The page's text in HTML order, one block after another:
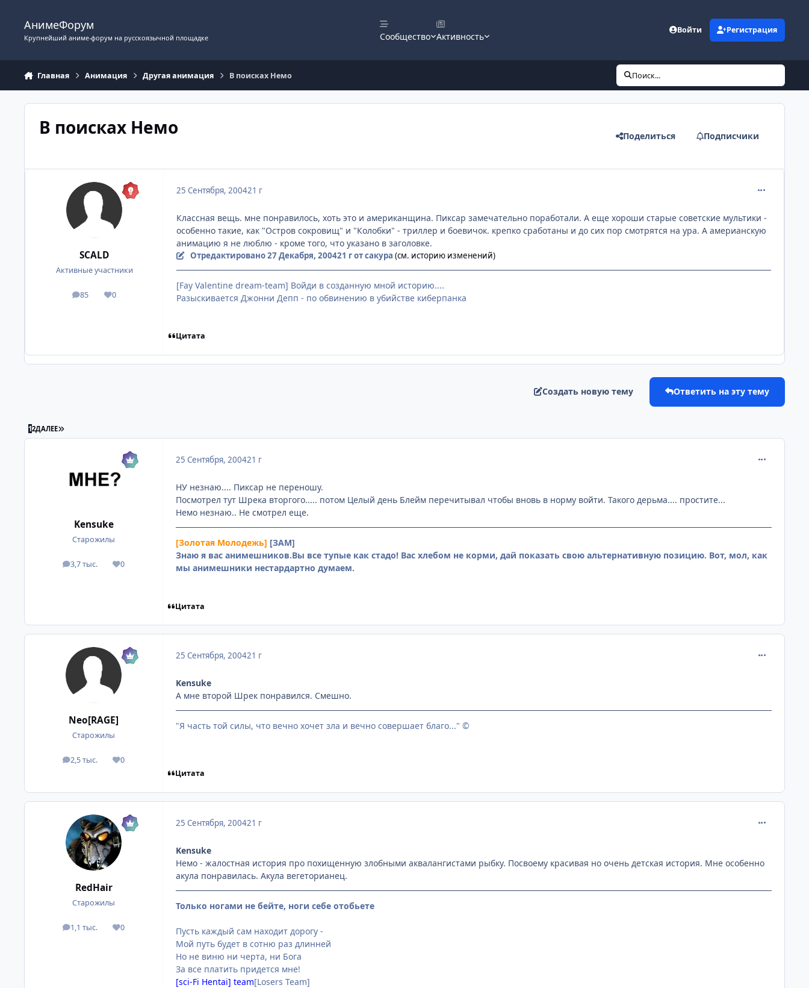
АнимеФорум
Крупнейший аниме-форум на русскоязычной площадке Сообщество Активность
Войти Регистрация
Главная Анимация Другая анимация В поисках Немо Поиск...
В поисках Немо Поделиться Подписчики
SCALD
Активные участники
85
посты 0
Репутация
25 Сентября, 200421 г
Классная вещь. мне понравилось, хоть это и американщина. Пиксар замечательно поработали. А еще хороши старые советские мультики -
особенно такие, как "Остров сокровищ" и "Колобки" - триллер и боевичок. крепко сработаны и до сих пор смотрятся на ура. А америанскую
анимацию я не люблю - кроме того, что указано в заголовке.
Отредактировано27 Декабря, 200421 гот сакура (см. историю изменений)
[Fay Valentine dream-team] Войди в созданную мной историю....
Разыскивается Джонни Депп - по обвинению в убийстве киберпанка
Цитата
Создать новую тему Ответить на эту тему
12ДАЛЕЕ ПОСЛЕДНЯЯ СТРАНИЦА
Kensuke
Старожилы
3,7 тыс.
посты 0
Репутация
25 Сентября, 200421 г
НУ незнаю.... Пиксар не переношу.
Посмотрел тут Шрека вторгого..... потом Целый день Блейм перечитывал чтобы вновь в норму войти. Такого дерьма.... простите...
Немо незнаю.. Не смотрел еще.
[Золотая Молодежь] [ЗАМ]
Знаю я вас анимешников.Вы все тупые как стадо! Вас хлебом не корми, дай показать свою альтернативную позицию. Вот, мол, как
мы анимешники нестардартно думаем.
Цитата
Neo[RAGE]
Старожилы
2,5 тыс.
посты 0
Репутация
25 Сентября, 200421 г
Kensuke
А мне второй Шрек понравился. Смешно.
"Я часть той силы, что вечно хочет зла и вечно совершает благо..." ©
Цитата
RedHair
Старожилы
1,1 тыс.
посты 0
Репутация
25 Сентября, 200421 г
Kensuke
Немо - жалостная история про похищенную злобными аквалангистами рыбку. Посвоему красивая но очень детская история. Мне особенно
акула понравилась. Акула вегеторианец.
Только ногами не бейте, ноги себе отобьете
Пусть каждый сам находит дорогу -
Мой путь будет в сотню раз длинней
Но не виню ни черта, ни Бога
За все платить придется мне!
[sci-Fi Hentai] team[Losers Team]